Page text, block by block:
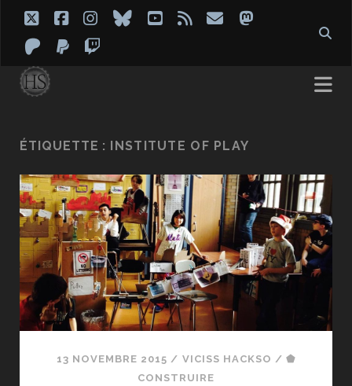
twitterfacebook
instagram
blueskyyoutube
rss emailmastodon
patreon
paypal
ÉTIQUETTE : INSTITUTE OF PLAY
13 NOVEMBRE 2015 / VICISS HACKSO /⬟
CONSTRUIRE